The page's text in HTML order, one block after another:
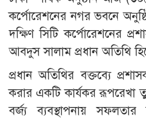
কর্পোরেশনের নগর ভবনে
দক্ষিণ সিটি কর্পোরেশনের
আবদুস সালাম প্রধান অতিথি
প্রধান অতিথির বক্তব্যে
করার একটি কার্যকর রূপরেখা
বর্জ্য ব্যবস্থাপনায়